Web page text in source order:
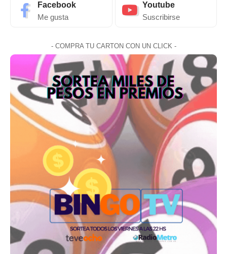
Facebook
Me gusta
Youtube
Suscribirse
- COMPRA TU CARTON CON UN CLICK -